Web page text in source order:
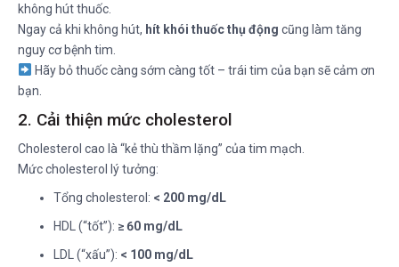
không hút thuốc.
Ngay cả khi không hút, hít khói thuốc thụ động cũng làm tăng
nguy cơ bệnh tim.
Hãy bỏ thuốc càng sớm càng tốt – trái tim của bạn sẽ cảm ơn
bạn.
2. Cải thiện mức cholesterol
Cholesterol cao là “kẻ thù thầm lặng” của tim mạch.
Mức cholesterol lý tưởng:
Tổng cholesterol: < 200 mg/dL
HDL (“tốt”): ≥ 60 mg/dL
LDL (“xấu”): < 100 mg/dL